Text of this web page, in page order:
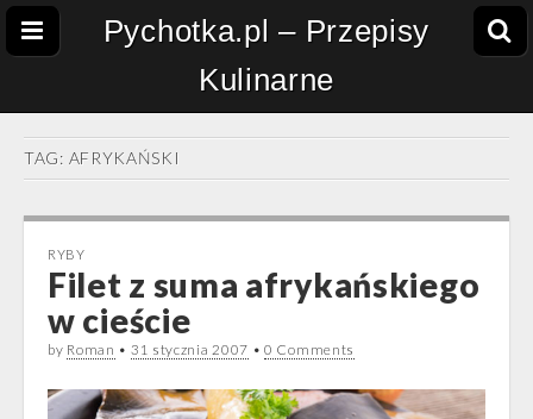
Pychotka.pl – Przepisy
Kulinarne
TAG: AFRYKAŃSKI
RYBY
Filet z suma afrykańskiego
w cieście
by Roman • 31 stycznia 2007 •0 Comments